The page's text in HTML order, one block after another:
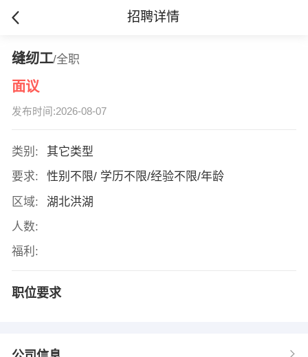
招聘详情
缝纫工/全职
面议
发布时间:2026-08-07
类别:
其它类型
要求:
性别不限/ 学历不限/经验不限/年龄
区域:
湖北洪湖
人数:
福利:
职位要求